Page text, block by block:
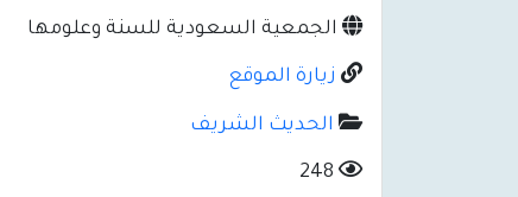
الجمعية السعودية للسنة وعلومها
زيارة الموقع
الحديث الشريف